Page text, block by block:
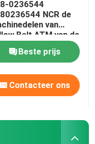
0236544
NCR de
van
Belt ATM van de
Beste prijs
Contacteer ons